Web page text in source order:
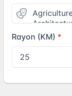
Rayon (KM)